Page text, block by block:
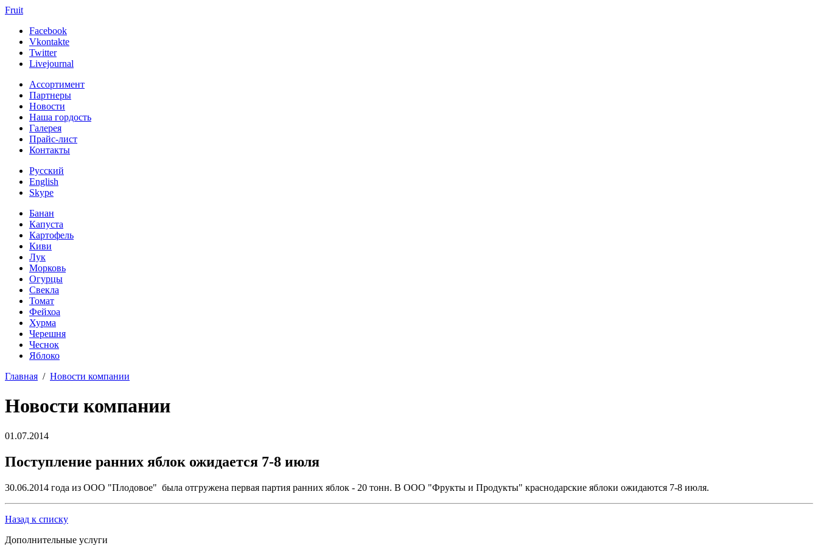
Fruit
Facebook
Vkontakte
Twitter
Livejournal
Ассортимент
Партнеры
Новости
Наша гордость
Галерея
Прайс-лист
Контакты
Русский
English
Skype
Банан
Капуста
Картофель
Киви
Лук
Морковь
Огурцы
Свекла
Томат
Фейхоа
Хурма
Черешня
Чеснок
Яблоко
Главная / Новости компании
Новости компании
01.07.2014
Поступление ранних яблок ожидается 7-8 июля
30.06.2014 года из ООО "Плодовое" была отгружена первая партия ранних яблок - 20 тонн. В ООО "Фрукты и Продукты" краснодарские яблоки ожидаются 7-8 июля.
Назад к списку
Дополнительные услуги